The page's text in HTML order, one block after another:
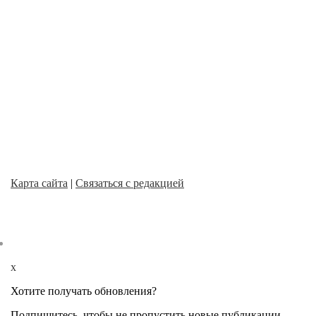
Карта сайта |Связаться с редакцией
x
Хотите получать обновления?